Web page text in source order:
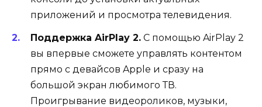
приложений и просмотра телевидения.
Поддержка AirPlay 2. С помощью AirPlay 2
вы впервые сможете управлять контентом
прямо с девайсов Apple и сразу на
большой экран любимого ТВ.
Проигрывание видеороликов, музыки,